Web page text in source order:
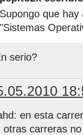
Supongo que
"Sistemas
serio?
en esta
otras carreras